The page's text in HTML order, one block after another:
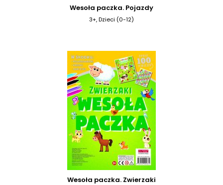
Wesoła paczka. Pojazdy
3+, Dzieci (0-12)
Wesoła paczka. Zwierzaki